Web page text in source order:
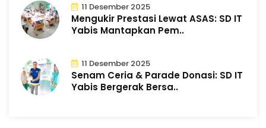
11 Desember 2025
Mengukir Prestasi Lewat ASAS: SD IT
Yabis Mantapkan Pem..
11 Desember 2025
Senam Ceria & Parade Donasi: SD IT
Yabis Bergerak Bersa..